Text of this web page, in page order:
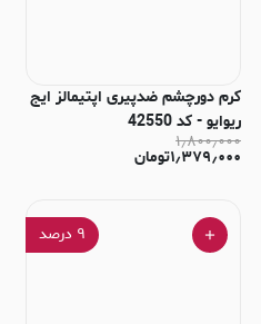
کرم دورچشم ضدپیری اپتیمالز ایج
ریوایو - كد 42550
۱٫۸۰۰٫۰۰۰
۱٫۳۷۹٫۰۰۰تومان
۹ درصد